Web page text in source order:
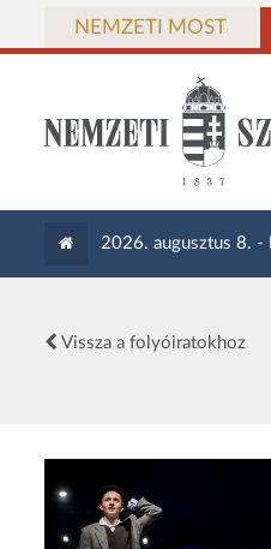
NEMZETI MOST
2026. augusztus 8. -
Vissza a folyóiratokhoz